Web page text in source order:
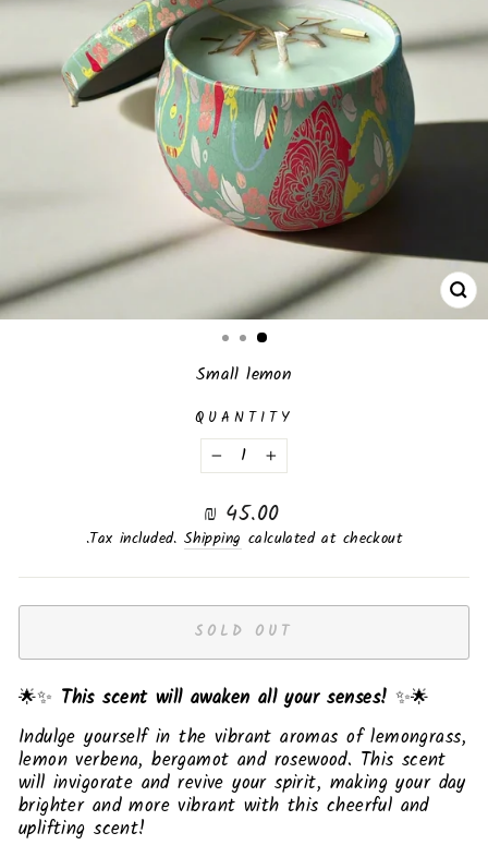
Small lemon
QUANTITY
−
+
Regular
price
45.00 ₪
Tax included.Shipping calculated at checkout.
SOLD OUT
🌟✨ This scent will awaken all your senses! ✨🌟
Indulge yourself in the vibrant aromas of lemongrass,
lemon verbena, bergamot and rosewood. This scent
will invigorate and revive your spirit, making your day
brighter and more vibrant with this cheerful and
uplifting scent!